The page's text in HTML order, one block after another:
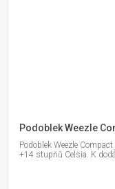
Podoblek Weezle
Podoblek Weezle
+14 stupňů Celsia. K